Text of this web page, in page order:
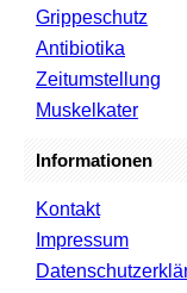
Grippeschutz
Antibiotika
Zeitumstellung
Muskelkater
Informationen
Kontakt
Impressum